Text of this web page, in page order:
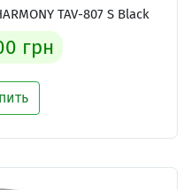
TAV-807 S Black
грн